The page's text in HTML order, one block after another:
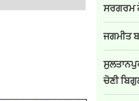
IND vs
ਸਰਗਰਮ
ਜਗਮੀਤ
ਚੋਣੀ